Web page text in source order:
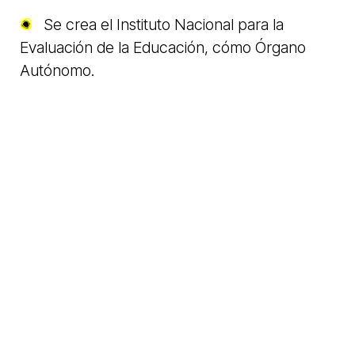
Se crea el Instituto Nacional para la
Evaluación de la Educación, cómo Órgano
Autónomo.